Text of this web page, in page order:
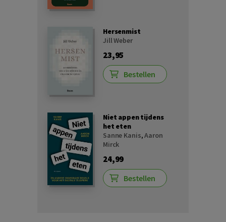
Hersenmist
Jill Weber
23,95
Bestellen
Niet appen tijdens
het eten
Sanne Kanis,Aaron
Mirck
24,99
Bestellen